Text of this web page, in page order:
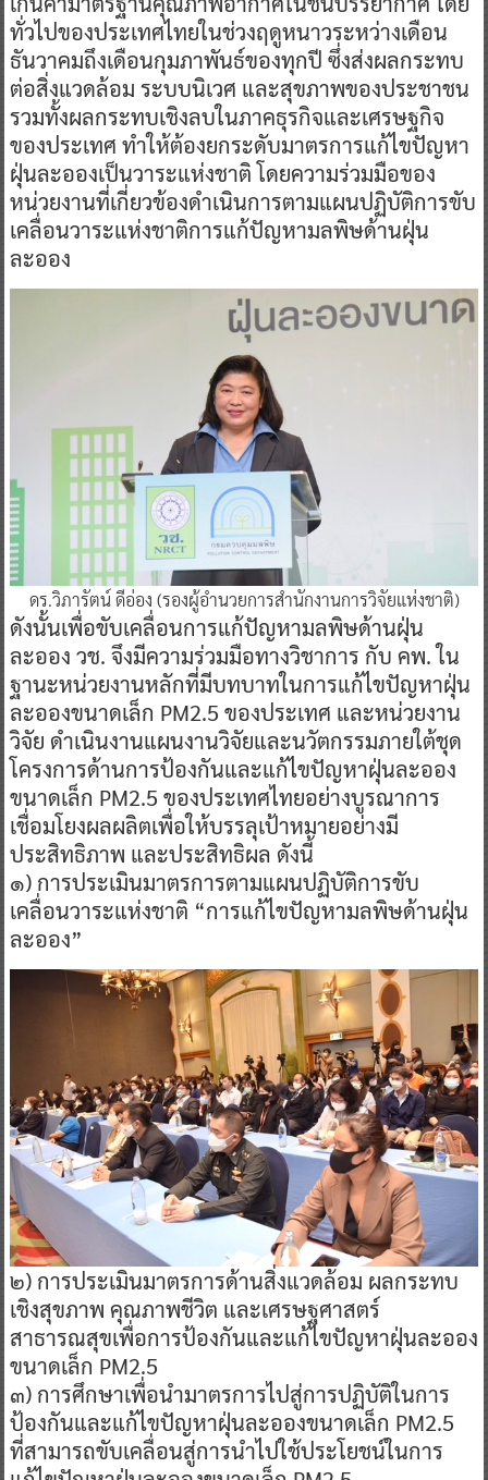
ทั่วไปของประเทศไทยในช่วงฤดูหนาวระหว่างเดือน
ธันวาคมถึงเดือนกุมภาพันธ์ของทุกปี ซึ่งส่งผลกระทบ
ต่อสิ่งแวดล้อม ระบบนิเวศ และสุขภาพของประชาชน
รวมทั้งผลกระทบเชิงลบในภาคธุรกิจและเศรษฐกิจ
ของประเทศ ทำให้ต้องยกระดับมาตรการแก้ไขปัญหา
ฝุ่นละอองเป็นวาระแห่งชาติ โดยความร่วมมือของ
หน่วยงานที่เกี่ยวข้องดำเนินการตามแผนปฏิบัติการขับ
เคลื่อนวาระแห่งชาติการแก้ปัญหามลพิษด้านฝุ่น
ละออง
ดร.วิภารัตน์ ดีอ่อง (รองผู้อำนวยการสำนักงานการวิจัยแห่งชาติ)
ดังนั้นเพื่อขับเคลื่อนการแก้ปัญหามลพิษด้านฝุ่น
ละออง วช. จึงมีความร่วมมือทางวิชาการ กับ คพ. ใน
ฐานะหน่วยงานหลักที่มีบทบาทในการแก้ไขปัญหาฝุ่น
ละอองขนาดเล็ก PM2.5 ของประเทศ และหน่วยงาน
วิจัย ดำเนินงานแผนงานวิจัยและนวัตกรรมภายใต้ชุด
โครงการด้านการป้องกันและแก้ไขปัญหาฝุ่นละออง
ขนาดเล็ก PM2.5 ของประเทศไทยอย่างบูรณาการ
เชื่อมโยงผลผลิตเพื่อให้บรรลุเป้าหมายอย่างมี
ประสิทธิภาพ และประสิทธิผล ดังนี้
๑) การประเมินมาตรการตามแผนปฏิบัติการขับ
เคลื่อนวาระแห่งชาติ “การแก้ไขปัญหามลพิษด้านฝุ่น
ละออง”
๒) การประเมินมาตรการด้านสิ่งแวดล้อม ผลกระทบ
เชิงสุขภาพ คุณภาพชีวิต และเศรษฐศาสตร์
สาธารณสุขเพื่อการป้องกันและแก้ไขปัญหาฝุ่นละออง
ขนาดเล็ก PM2.5
๓) การศึกษาเพื่อนำมาตรการไปสู่การปฏิบัติในการ
ป้องกันและแก้ไขปัญหาฝุ่นละอองขนาดเล็ก PM2.5
ที่สามารถขับเคลื่อนสู่การนำไปใช้ประโยชน์ในการ